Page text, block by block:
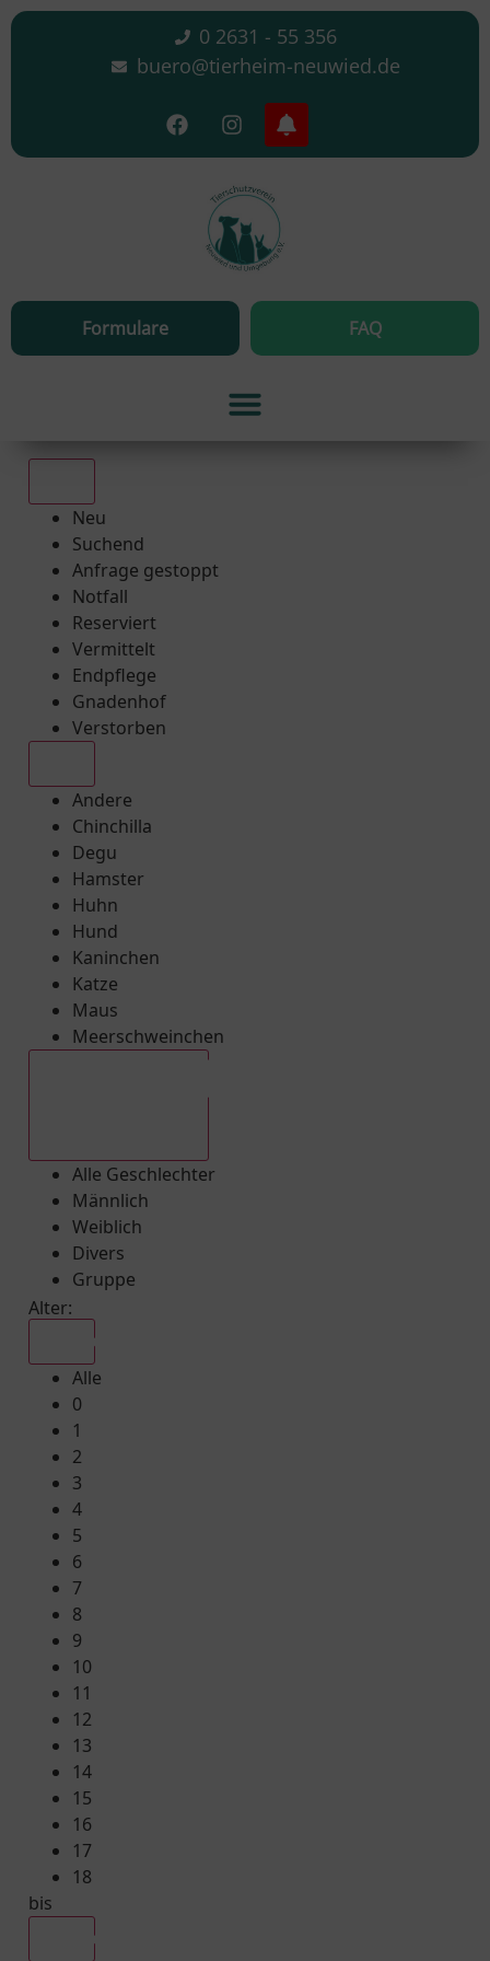
0 2631 - 55 356
buero@tierheim-neuwied.de
Formulare FAQ
Neu
Suchend
Anfrage gestoppt
Notfall
Reserviert
Vermittelt
Endpflege
Gnadenhof
Verstorben
Andere
Chinchilla
Degu
Hamster
Huhn
Hund
Kaninchen
Katze
Maus
Meerschweinchen
Alle Geschlechter
Männlich
Weiblich
Divers
Gruppe
Alter:
Alle
0
1
2
3
4
5
6
7
8
9
10
11
12
13
14
15
16
17
18
bis